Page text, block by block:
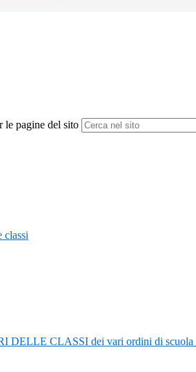
le pagine del sito
classi
DELLE CLASSI dei vari ordini di scuola